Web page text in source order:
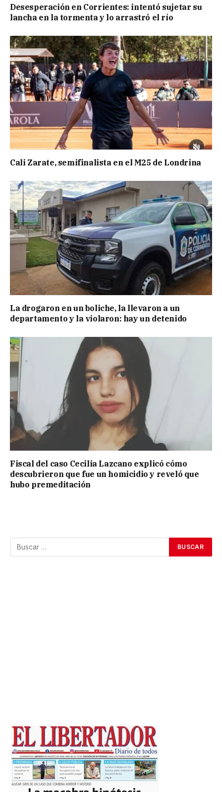
Desesperación en Corrientes: intentó sujetar su
lancha en la tormenta y lo arrastró el río
Cali Zarate, semifinalista en el M25 de Londrina
La drogaron en un boliche, la llevaron a un
departamento y la violaron: hay un detenido
Fiscal del caso Cecilia Lazcano explicó cómo
descubrieron que fue un homicidio y reveló que
hubo premeditación